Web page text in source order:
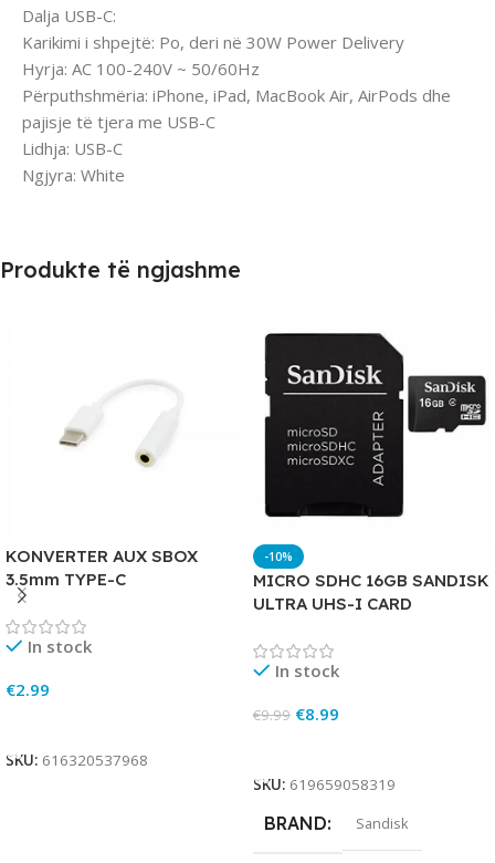
Dalja USB-C:
Karikimi i shpejtë: Po, deri në 30W Power Delivery
Hyrja: AC 100-240V ~ 50/60Hz
Përputhshmëria: iPhone, iPad, MacBook Air, AirPods dhe
pajisje të tjera me USB-C
Lidhja: USB-C
Ngjyra: White
Produkte të ngjashme
KONVERTER AUX SBOX
3.5mm TYPE-C
In stock
€2.99
SKU: 616320537968
-10%
MICRO SDHC 16GB SANDISK
ULTRA UHS-I CARD
In stock
€9.99 €8.99
SKU: 619659058319
BRAND Sandisk